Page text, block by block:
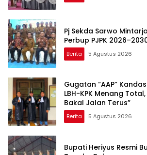
Pj Sekda Sarwo
Perbup PJPK
Berita 5 Agustus 2026
Gugatan “AAP”
LBH-KPK Menang
Bakal Jalan Terus”
Berita 5 Agustus 2026
Bupati Heriyus Resmi